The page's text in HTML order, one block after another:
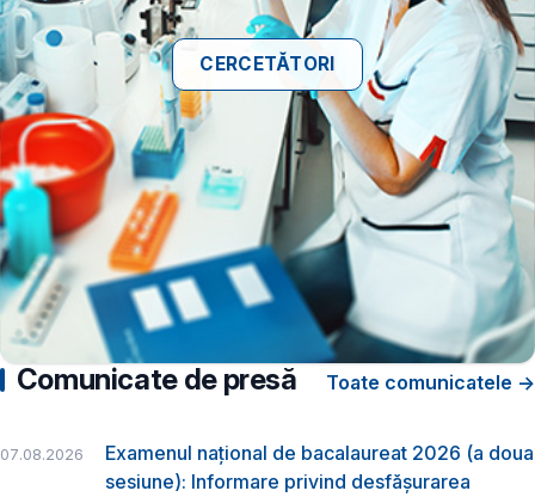
CERCETĂTORI
Comunicate de presă Toate comunicatele →
07.08.2026
Examenul național de bacalaureat 2026 (a doua
sesiune): Informare privind desfășurarea